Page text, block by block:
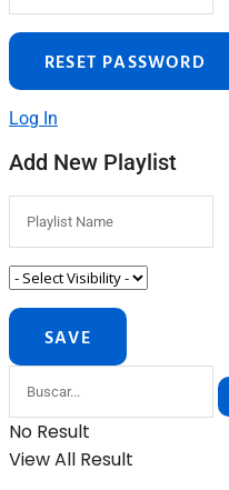
Log In
Add New Playlist
No Result
View All Result